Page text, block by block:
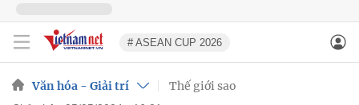
# ASEAN CUP 2026
Văn hóa - Giải trí Thế giới sao